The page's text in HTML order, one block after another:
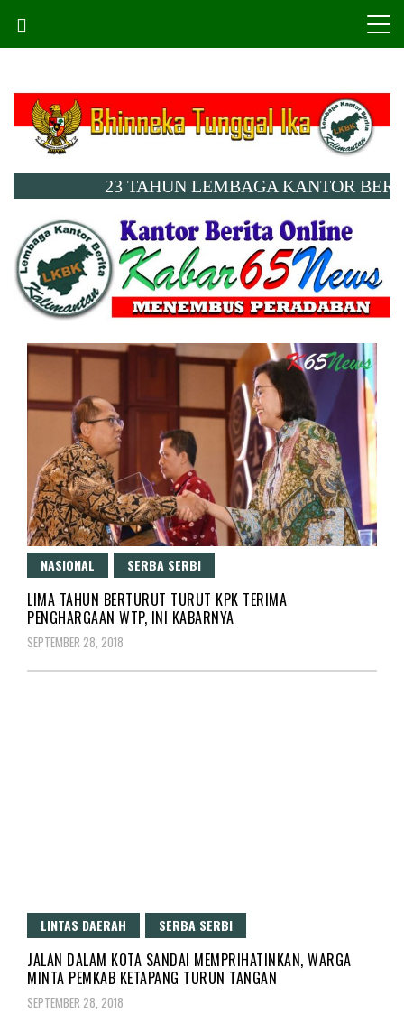
content
23 TAHUN LEMBAGA KANTOR
Kabar65News
NASIONAL SERBA SERBI
LIMA TAHUN BERTURUT TURUT KPK TERIMA
PENGHARGAAN WTP, INI KABARNYA
SEPTEMBER 28, 2018
LINTAS DAERAH SERBA SERBI
JALAN DALAM KOTA SANDAI MEMPRIHATINKAN, WARGA
MINTA PEMKAB KETAPANG TURUN TANGAN
SEPTEMBER 28, 2018